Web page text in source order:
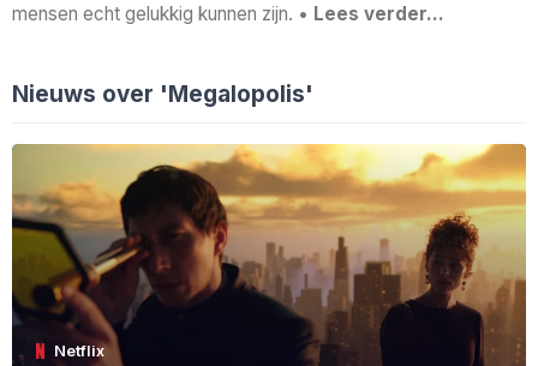
mensen echt gelukkig kunnen zijn. • Lees verder…
Nieuws over 'Megalopolis'
Netflix